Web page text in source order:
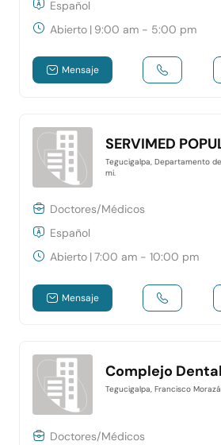
Español
Abierto | 9:00 am - 5:00 pm
Mensaje
SERVIMED
Tegucigalpa, Departamento
mi.
Doctores/Médicos
Español
Abierto |7:00 am - 10:00 pm
Mensaje
Complejo Dental
Tegucigalpa, Francisco
Doctores/Médicos